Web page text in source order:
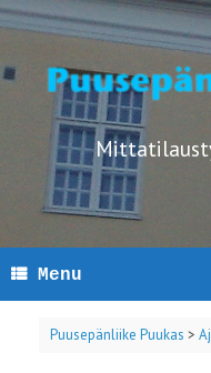
Skip
to
Menu
Puusepänliike Puukas >